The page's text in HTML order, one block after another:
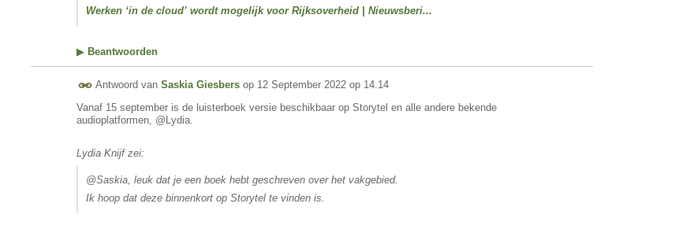
Werken ‘in de cloud’ wordt mogelijk voor Rijksoverheid | Nieuwsberi...
▶ Beantwoorden
Antwoord van Saskia Giesbers op 12 September 2022 op 14.14
Vanaf 15 september is de luisterboek versie beschikbaar op Storytel en alle andere bekende
audioplatformen, @Lydia.
Lydia Knijf zei:
@Saskia, leuk dat je een boek hebt geschreven over het vakgebied.
Ik hoop dat deze binnenkort op Storytel te vinden is.